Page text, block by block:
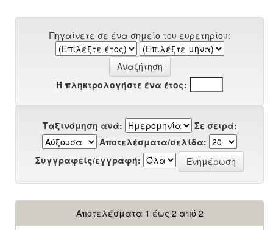
Πηγαίνετε σε ένα σημείο του ευρετηρίου:
Ή πληκτρολογήστε ένα έτος:
Ταξινόμηση ανά:
Σε σειρά:
Αποτελέσματα/σελίδα:
Συγγραφείς/εγγραφή:
Αποτελέσματα 1 έως 2 από 2